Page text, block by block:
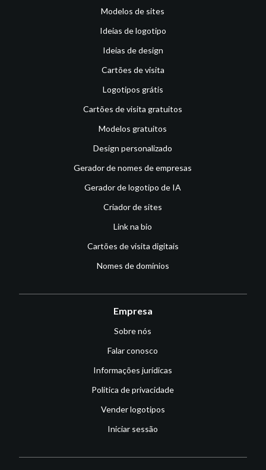
Modelos de sites
Ideias de logotipo
Ideias de design
Cartões de visita
Logotipos grátis
Cartões de visita gratuitos
Modelos gratuitos
Design personalizado
Gerador de nomes de empresas
Gerador de logotipo de IA
Criador de sites
Link na bio
Cartões de visita digitais
Nomes de domínios
Empresa
Sobre nós
Falar conosco
Informações jurídicas
Política de privacidade
Vender logotipos
Iniciar sessão